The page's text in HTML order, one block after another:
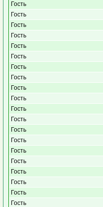
Гость
Гость
Гость
Гость
Гость
Гость
Гость
Гость
Гость
Гость
Гость
Гость
Гость
Гость
Гость
Гость
Гость
Гость
Гость
Гость